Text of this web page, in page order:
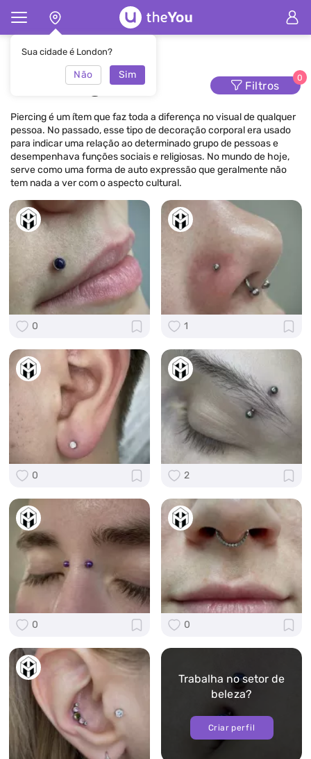
Sua cidade é London?
Não Sim
Principal Piercing
Piercing Filtros
0
Piercing é um ítem que faz toda a diferença no visual de qualquer
pessoa. No passado, esse tipo de decoração corporal era usado
para indicar uma relação ao determinado grupo de pessoas e
desempenhava funções sociais e religiosas. No mundo de hoje,
serve como uma forma de auto expressão que geralmente não
tem nada a ver com o aspecto cultural.
0 1
0 2
0 0
Trabalha no setor de
beleza?
Criar perfil